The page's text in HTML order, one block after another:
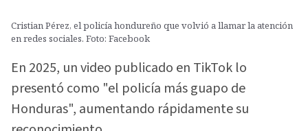
Cristian Pérez, el policía hondureño que volvió a llamar la atención
en redes sociales. Foto: Facebook
En 2025, un video publicado en TikTok lo
presentó como "el policía más guapo de
Honduras", aumentando rápidamente su